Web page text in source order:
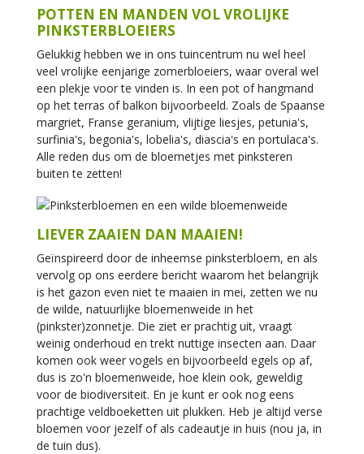
POTTEN EN MANDEN VOL VROLIJKE
PINKSTERBLOEIERS
Gelukkig hebben we in ons tuincentrum nu wel heel
veel vrolijke eenjarige zomerbloeiers, waar overal wel
een plekje voor te vinden is. In een pot of hangmand
op het terras of balkon bijvoorbeeld. Zoals de Spaanse
margriet, Franse geranium, vlijtige liesjes, petunia's,
surfinia's, begonia's, lobelia's, diascia's en portulaca's.
Alle reden dus om de bloemetjes met pinksteren
buiten te zetten!
LIEVER ZAAIEN DAN MAAIEN!
Geïnspireerd door de inheemse pinksterbloem, en als
vervolg op ons eerdere bericht waarom het belangrijk
is het gazon even niet te maaien in mei, zetten we nu
de wilde, natuurlijke bloemenweide in het
(pinkster)zonnetje. Die ziet er prachtig uit, vraagt
weinig onderhoud en trekt nuttige insecten aan. Daar
komen ook weer vogels en bijvoorbeeld egels op af,
dus is zo'n bloemenweide, hoe klein ook, geweldig
voor de biodiversiteit. En je kunt er ook nog eens
prachtige veldboeketten uit plukken. Heb je altijd verse
bloemen voor jezelf of als cadeautje in huis (nou ja, in
de tuin dus).